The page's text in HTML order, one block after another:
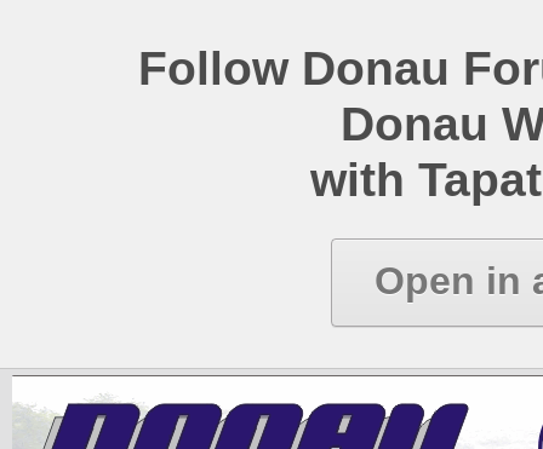
Follow Donau
Donau
with
Open in